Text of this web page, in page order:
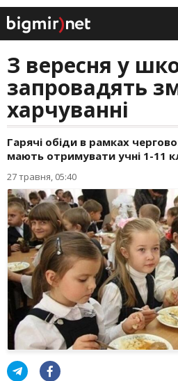
З вересня у
запровадять
харчуванні
Гарячі обіди в рамках
мають отримувати учні 1-11
27 травня, 05:40